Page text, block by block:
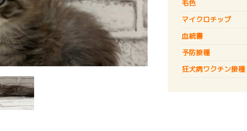
毛色
マイクロチップ
血統書
予防接種
狂犬病ワクチン接種